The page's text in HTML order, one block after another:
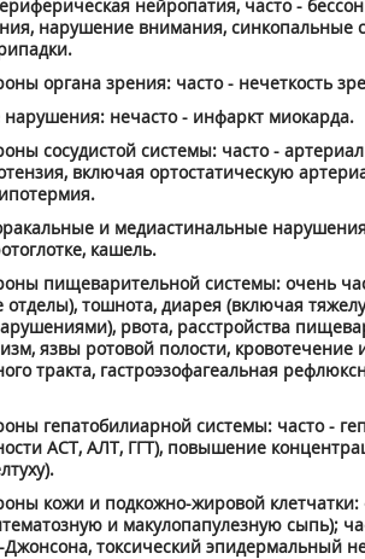
нейропатия, часто -
нарушение внимания, синкопальные
органа зрения: часто - нечеткость
нарушения: нечасто - инфаркт миокарда.
сосудистой системы: часто -
включая ортостатическую
и медиастинальные
кашель.
пищеварительной системы: очень
тошнота, диарея (включая
рвота, расстройства
язвы ротовой полости, кровотечение
тракта, гастроэзофагеальная
гепатобилиарной системы: часто -
ACT, АЛТ, ГГТ), повышение
кожи и подкожно-жировой клетчатки:
и макулопапулезную сыпь);
токсический эпидермальный